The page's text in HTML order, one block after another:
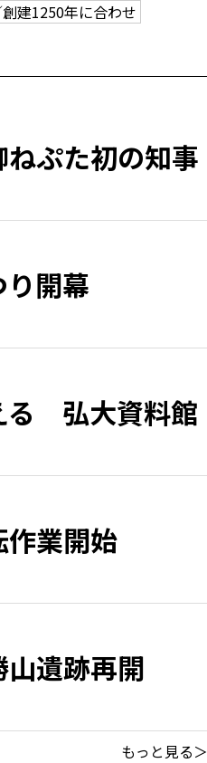
建1250年に合わせ
ぷた初の知事
開幕
る 弘大資料館
業開始
遺跡再開
もっと見る＞